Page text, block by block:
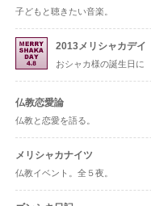
子どもと聴きたい音楽。
2013メリシャカデイ
おシャカ様の誕生日に
仏教恋愛論
仏教と恋愛を語る。
メリシャカナイツ
仏教イベント。全５夜。